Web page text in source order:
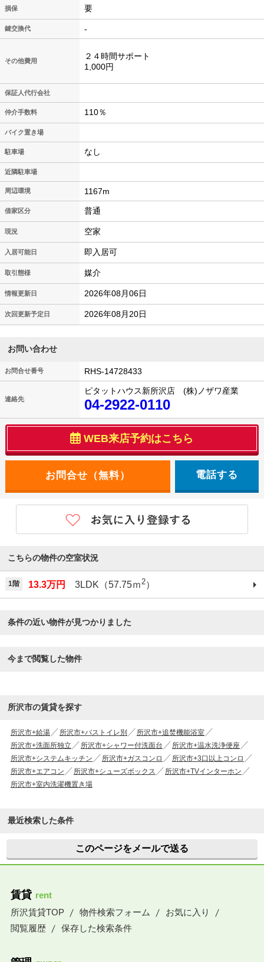
損保 要
鍵交換代 -
その他費用
２４時間サポート
1,000円
保証人代行会社
仲介手数料 110％
バイク置き場
駐車場 なし
近隣駐車場
周辺環境 1167m
借家区分 普通
現況 空家
入居可能日 即入居可
取引態様 媒介
情報更新日 2026年08月06日
次回更新予定日 2026年08月20日
お問い合わせ
お問合せ番号 RHS-14728433
連絡先
ピタットハウス新所沢店 (株)ノザワ産業
04-2922-0110
WEB来店予約はこちら
電話する
こちらの物件の空室状況
1階 13.3万円 3LDK（57.75ｍ2）
条件の近い物件が見つかりました
今まで閲覧した物件
所沢市の賃貸を探す
所沢市+給湯 所沢市+バストイレ別
所沢市+追焚機能浴室
所沢市+洗面所独立
所沢市+シャワー付洗面台
所沢市+温水洗浄便座
所沢市+システムキッチン
所沢市+ガスコンロ
所沢市+3口以上コンロ
所沢市+エアコン
所沢市+シューズボックス
所沢市+TVインターホン
所沢市+室内洗濯機置き場
最近検索した条件
このページをメールで送る
賃貸 rent
所沢賃貸TOP
物件検索フォーム
お気に入り
閲覧履歴
保存した検索条件